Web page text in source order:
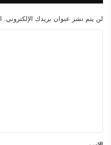
لن يتم نشر عنوان بريدك الإلكتروني.
*